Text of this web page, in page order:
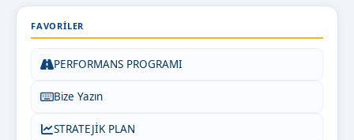
FAVORILER
PERFORMANS PROGRAMI
Bize Yazın
STRATEJİK PLAN